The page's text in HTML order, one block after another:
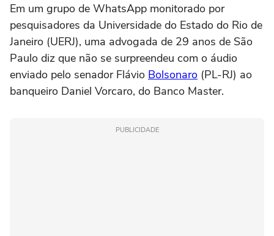
Em um grupo de WhatsApp monitorado por
pesquisadores da Universidade do Estado do Rio de
Janeiro (UERJ), uma advogada de 29 anos de São
Paulo diz que não se surpreendeu com o áudio
enviado pelo senador Flávio Bolsonaro (PL-RJ) ao
banqueiro Daniel Vorcaro, do Banco Master.
PUBLICIDADE